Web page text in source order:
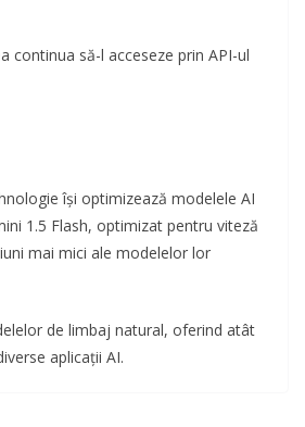
continua să-l acceseze prin API-ul
își optimizează modelele AI
1.5 Flash, optimizat pentru viteză
mai mici ale modelelor lor
de limbaj natural, oferind atât
aplicații AI.